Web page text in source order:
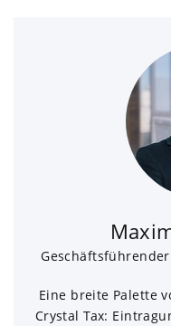
Eine breite Palette
Crystal Tax: